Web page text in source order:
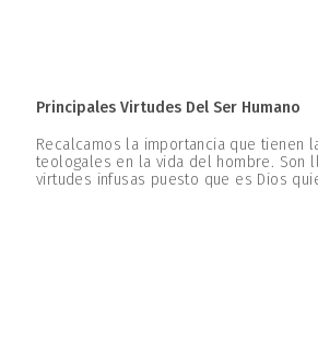
Principales Virtudes Del Ser Humano
Recalcamos la importancia que tienen
teologales en la vida del hombre. Son
virtudes infusas puesto que es Dios